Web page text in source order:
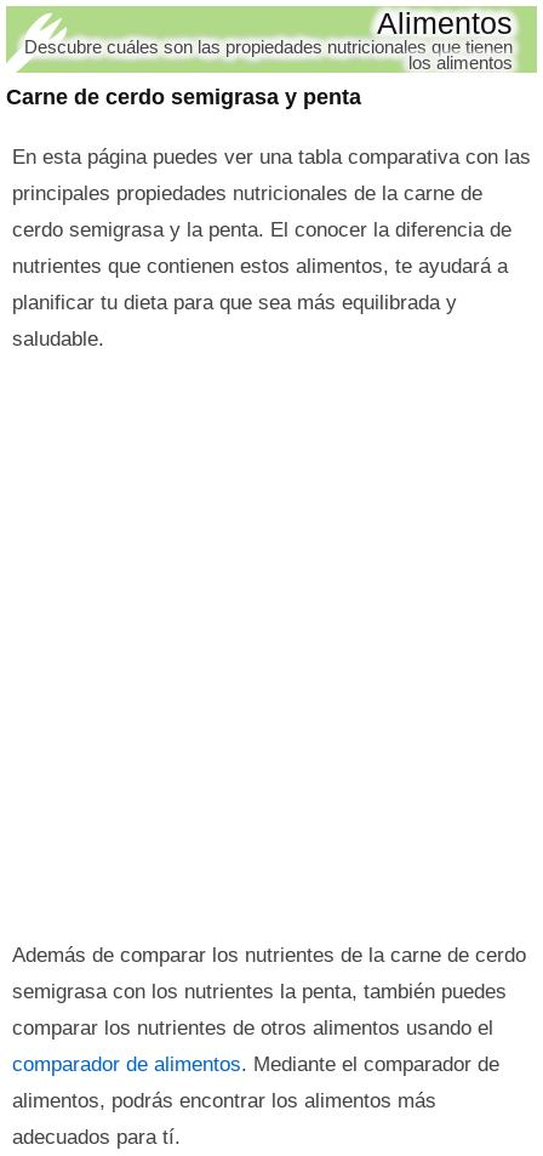
Carne de cerdo semigrasa y penta
Alimentos
Descubre cuáles son las propiedades nutricionales que tienen
los alimentos
En esta página puedes ver una tabla comparativa con las
principales propiedades nutricionales de la carne de
cerdo semigrasa y la penta. El conocer la diferencia de
nutrientes que contienen estos alimentos, te ayudará a
planificar tu dieta para que sea más equilibrada y
saludable.
Además de comparar los nutrientes de la carne de cerdo
semigrasa con los nutrientes la penta, también puedes
comparar los nutrientes de otros alimentos usando el
comparador de alimentos. Mediante el comparador de
alimentos, podrás encontrar los alimentos más
adecuados para tí.